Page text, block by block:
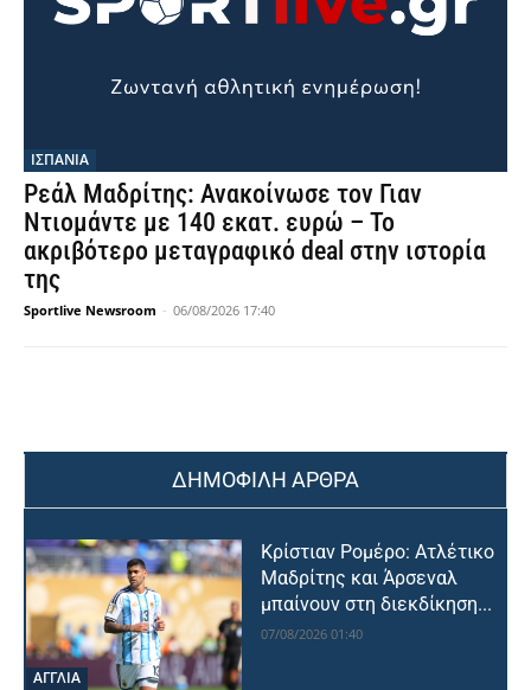
ΙΣΠΑΝΙΑ
Ρεάλ Μαδρίτης: Ανακοίνωσε τον Γιαν
Ντιομάντε με 140 εκατ. ευρώ – Το
ακριβότερο μεταγραφικό deal στην ιστορία
της
Sportlive Newsroom - 06/08/2026 17:40
ΔΗΜΟΦΙΛΗ ΑΡΘΡΑ
ΑΓΓΛΙΑ
Κρίστιαν Ρομέρο: Ατλέτικο
Μαδρίτης και Άρσεναλ
μπαίνουν στη διεκδίκηση...
07/08/2026 01:40